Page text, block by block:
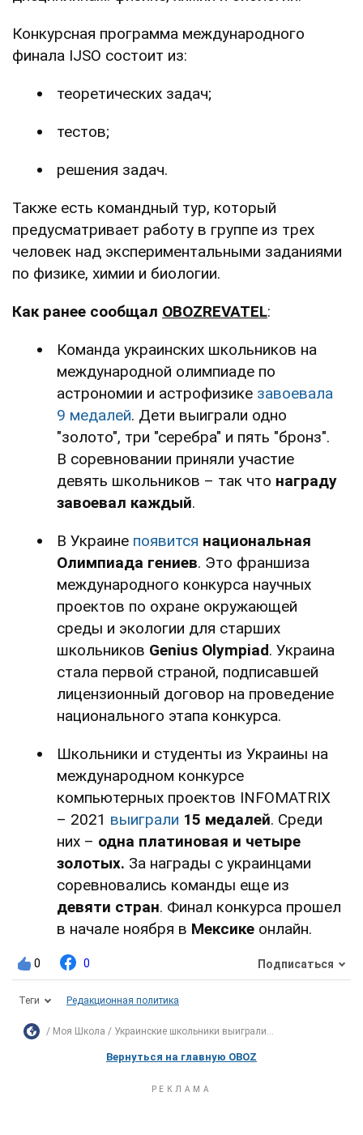
Конкурсная программа международного
финала IJSO состоит из:
теоретических задач;
тестов;
решения задач.
Также есть командный тур, который
предусматривает работу в группе из трех
человек над экспериментальными заданиями
по физике, химии и биологии.
Как ранее сообщал OBOZREVATEL:
Команда украинских школьников на
международной олимпиаде по
астрономии и астрофизике завоевала
9 медалей. Дети выиграли одно
"золото", три "серебра" и пять "бронз".
В соревновании приняли участие
девять школьников – так что награду
завоевал каждый.
В Украине появится национальная
Олимпиада гениев. Это франшиза
международного конкурса научных
проектов по охране окружающей
среды и экологии для старших
школьников Genius Olympiad. Украина
стала первой страной, подписавшей
лицензионный договор на проведение
национального этапа конкурса.
Школьники и студенты из Украины на
международном конкурсе
компьютерных проектов INFOMATRIX
– 2021 выиграли 15 медалей. Среди
них – одна платиновая и четыре
золотых. За награды с украинцами
соревновались команды еще из
девяти стран. Финал конкурса прошел
в начале ноября в Мексике онлайн.
0 0 Подписаться
Теги Редакционная политика
Моя Школа Украинские школьники выиграли...
Вернуться на главную OBOZ